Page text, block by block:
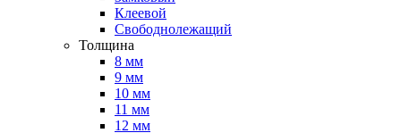
Клеевой
Свободнолежащий
Толщина
8 мм
9 мм
10 мм
11 мм
12 мм